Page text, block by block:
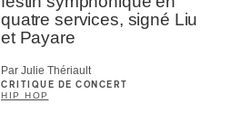
quatre services, signé Liu
et Payare
Par Julie Thériault
CRITIQUE DE CONCERT
HIP HOP